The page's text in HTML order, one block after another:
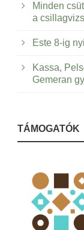
Minden
a
Este 8-ig
Kassa,
Gemeran
TÁMOGATÓK